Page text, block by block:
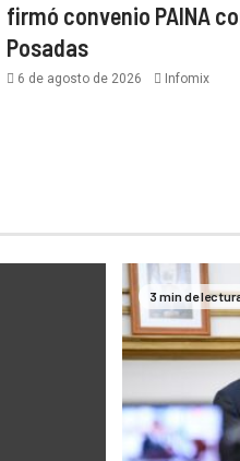
firmó convenio PAINA
Posadas
6 de agosto de 2026 Infomix
3 min de